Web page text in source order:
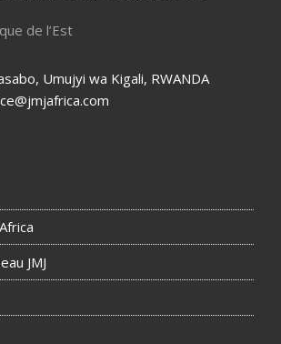
de l’Est
Umujyi wa Kigali, RWANDA
JMJ